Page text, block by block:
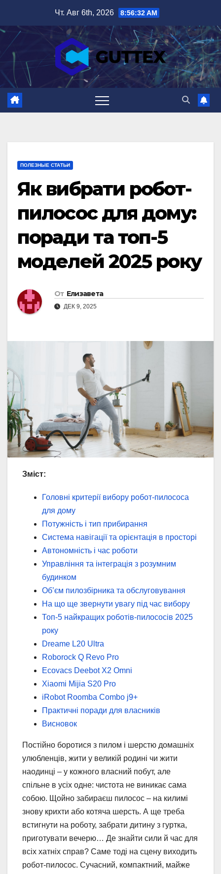
содержимому
Чт. Авг 6th, 2026 8:56:33 AM
ПОЛЕЗНЫЕ СТАТЬИ
Як вибрати робот-
пилосос для дому:
поради та топ-5
моделей 2025 року
От Елизавета
ДЕК 9, 2025
Зміст:
Головні критерії вибору робот-пилососа
для дому
Потужність і тип прибирання
Система навігації та орієнтація в просторі
Автономність і час роботи
Управління та інтеграція з розумним
будинком
Об’єм пилозбірника та обслуговування
На що ще звернути увагу під час вибору
Топ-5 найкращих роботів-пилососів 2025
року
Dreame L20 Ultra
Roborock Q Revo Pro
Ecovacs Deebot X2 Omni
Xiaomi Mijia S20 Pro
iRobot Roomba Combo j9+
Практичні поради для власників
Висновок
Постійно боротися з пилом і шерстю домашніх
улюбленців, жити у великій родині чи жити
наодинці – у кожного власний побут, але
спільне в усіх одне: чистота не виникає сама
собою. Щойно забираєш пилосос – на килимі
знову крихти або котяча шерсть. А ще треба
встигнути на роботу, забрати дитину з гуртка,
приготувати вечерю… Де знайти сили й час для
всіх хатніх справ? Саме тоді на сцену виходить
робот-пилосос. Сучасний, компактний, майже